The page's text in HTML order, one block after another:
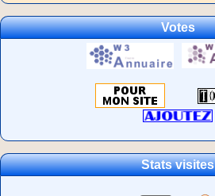
Votes
Stats visites